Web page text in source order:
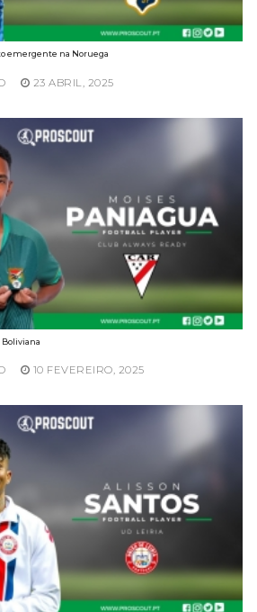
emergente na Noruega
23 ABRIL, 2025
Boliviana
10 FEVEREIRO, 2025